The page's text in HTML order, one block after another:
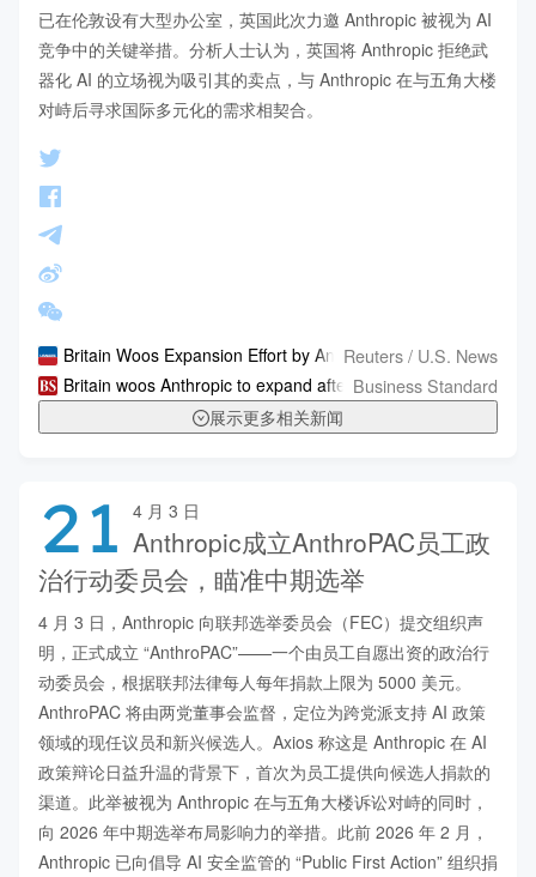
已在伦敦设有大型办公室，英国此次力邀 Anthropic 被视为 AI
竞争中的关键举措。分析人士认为，英国将 Anthropic 拒绝武
器化 AI 的立场视为吸引其的卖点，与 Anthropic 在与五角大楼
对峙后寻求国际多元化的需求相契合。
Britain Woos Expansion Effort by Anthropic After US Defence
Reuters / U.S. News
Britain woos Anthropic to expand after clash with Pentagon
Business Standard
展示更多相关新闻
21 4 月 3 日
Anthropic成立AnthroPAC员工政
治行动委员会，瞄准中期选举
4 月 3 日，Anthropic 向联邦选举委员会（FEC）提交组织声
明，正式成立 “AnthroPAC”——一个由员工自愿出资的政治行
动委员会，根据联邦法律每人每年捐款上限为 5000 美元。
AnthroPAC 将由两党董事会监督，定位为跨党派支持 AI 政策
领域的现任议员和新兴候选人。Axios 称这是 Anthropic 在 AI
政策辩论日益升温的背景下，首次为员工提供向候选人捐款的
渠道。此举被视为 Anthropic 在与五角大楼诉讼对峙的同时，
向 2026 年中期选举布局影响力的举措。此前 2026 年 2 月，
Anthropic 已向倡导 AI 安全监管的 “Public First Action” 组织捐